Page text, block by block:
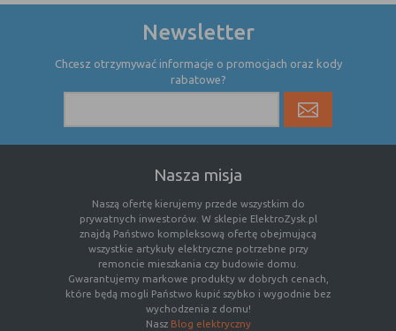
krzystania z niej,
serwisu, ich zablokowanie spowoduje, że
wybrane funkcje nie będą działać
Biznesowe
Umożliwiają realizację modelu
biznesowego w oparciu o który
udostępniona jest witryna, ich
zablokowanie nie spowoduje
niedostępności całości funkcjonalności
serwisu, ale może obniżyć poziom
świadczenia usługi ze względu na brak
możliwości realizacji przez właściciela
witryny przychodów subsydiujących
działanie serwisu. Do tej kategorii należą
np. cookies reklamowe.
Newsletter
Chcesz otrzymywać informacje o promocjach oraz kody
rabatowe?
Nasza misja
Naszą ofertę kierujemy przede wszystkim do
prywatnych inwestorów. W sklepie ElektroZysk.pl
znajdą Państwo kompleksową ofertę obejmującą
wszystkie artykuły elektryczne potrzebne przy
remoncie mieszkania czy budowie domu.
Gwarantujemy markowe produkty w dobrych cenach,
które będą mogli Państwo kupić szybko i wygodnie bez
wychodzenia z domu!
Nasz Blog elektryczny